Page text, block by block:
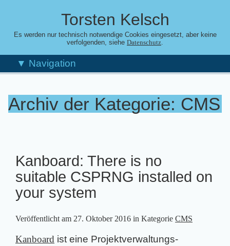
Torsten Kelsch
Es werden nur technisch notwendige Cookies eingesetzt, aber keine
verfolgenden, siehe Datenschutz.
▼ Navigation
Archiv der Kategorie: CMS
Kanboard: There is no
suitable CSPRNG installed on
your system
Veröffentlicht am 27. Oktober 2016 in Kategorie CMS
Kanboard ist eine Projektverwaltungs-